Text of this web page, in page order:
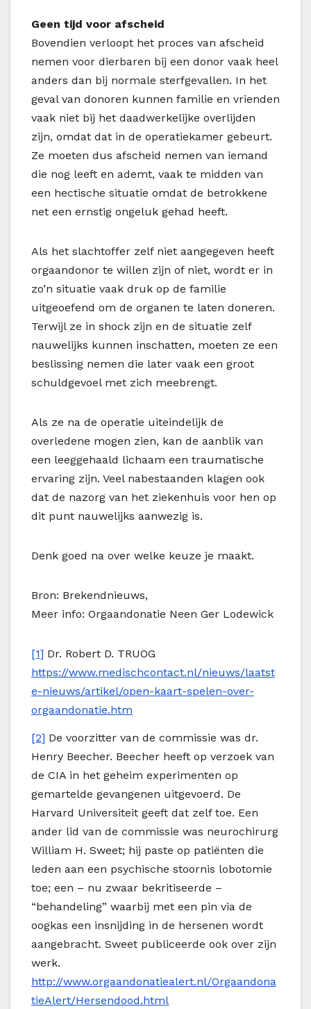
Geen tijd voor afscheid
Bovendien verloopt het proces van afscheid
nemen voor dierbaren bij een donor vaak heel
anders dan bij normale sterfgevallen. In het
geval van donoren kunnen familie en vrienden
vaak niet bij het daadwerkelijke overlijden
zijn, omdat dat in de operatiekamer gebeurt.
Ze moeten dus afscheid nemen van iemand
die nog leeft en ademt, vaak te midden van
een hectische situatie omdat de betrokkene
net een ernstig ongeluk gehad heeft.
Als het slachtoffer zelf niet aangegeven heeft
orgaandonor te willen zijn of niet, wordt er in
zo’n situatie vaak druk op de familie
uitgeoefend om de organen te laten doneren.
Terwijl ze in shock zijn en de situatie zelf
nauwelijks kunnen inschatten, moeten ze een
beslissing nemen die later vaak een groot
schuldgevoel met zich meebrengt.
Als ze na de operatie uiteindelijk de
overledene mogen zien, kan de aanblik van
een leeggehaald lichaam een traumatische
ervaring zijn. Veel nabestaanden klagen ook
dat de nazorg van het ziekenhuis voor hen op
dit punt nauwelijks aanwezig is.
Denk goed na over welke keuze je maakt.
Bron: Brekendnieuws,
Meer info: Orgaandonatie Neen Ger Lodewick
[1] Dr. Robert D. TRUOG
https://www.medischcontact.nl/nieuws/laatst
e-nieuws/artikel/open-kaart-spelen-over-
orgaandonatie.htm
[2] De voorzitter van de commissie was dr.
Henry Beecher. Beecher heeft op verzoek van
de CIA in het geheim experimenten op
gemartelde gevangenen uitgevoerd. De
Harvard Universiteit geeft dat zelf toe. Een
ander lid van de commissie was neurochirurg
William H. Sweet; hij paste op patiënten die
leden aan een psychische stoornis lobotomie
toe; een – nu zwaar bekritiseerde –
“behandeling” waarbij met een pin via de
oogkas een insnijding in de hersenen wordt
aangebracht. Sweet publiceerde ook over zijn
werk.
http://www.orgaandonatiealert.nl/Orgaandona
tieAlert/Hersendood.html